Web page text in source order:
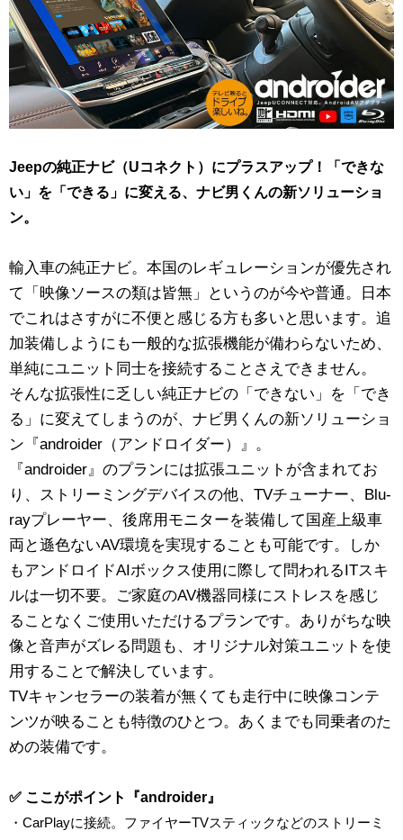
Jeepの純正ナビ（Uコネクト）にプラスアップ！「できな
い」を「できる」に変える、ナビ男くんの新ソリューショ
ン。
輸入車の純正ナビ。本国のレギュレーションが優先され
て「映像ソースの類は皆無」というのが今や普通。日本
でこれはさすがに不便と感じる方も多いと思います。追
加装備しようにも一般的な拡張機能が備わらないため、
単純にユニット同士を接続することさえできません。
そんな拡張性に乏しい純正ナビの「できない」を「でき
る」に変えてしまうのが、ナビ男くんの新ソリューショ
ン『androider（アンドロイダー）』。
『androider』のプランには拡張ユニットが含まれてお
り、ストリーミングデバイスの他、TVチューナー、Blu-
rayプレーヤー、後席用モニターを装備して国産上級車
両と遜色ないAV環境を実現することも可能です。しか
もアンドロイドAIボックス使用に際して問われるITスキ
ルは一切不要。ご家庭のAV機器同様にストレスを感じ
ることなくご使用いただけるプランです。ありがちな映
像と音声がズレる問題も、オリジナル対策ユニットを使
用することで解決しています。
TVキャンセラーの装着が無くても走行中に映像コンテ
ンツが映ることも特徴のひとつ。あくまでも同乗者のた
めの装備です。
✅ ここがポイント『androider』
・CarPlayに接続。ファイヤーTVスティックなどのストリーミ